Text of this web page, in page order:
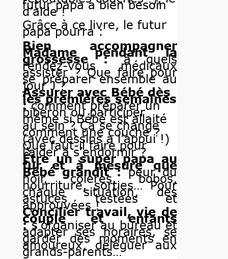
futur papa a bien besoin
d’aide !
Grâce à ce livre, le futur
papa pourra :
Bien accompagner
Madame pendant la
grossesse :à quels
rendez-vous médicaux
assister ? Que faire pour
se préparer ensemble au
jour J ?
Assurer avec Bébé dès
les premières semaines
:comment préparer un
biberon ou participer
même si Bébé est allaité
au sein ? Ça se change
comment une couche ?
(avec dessins à l’appui !)
Que faut-il faire pour
l’aider à s’endormir ?
Être un super papa au
fur et à mesure que
Bébé grandit :peur du
noir, colères, bobos,
nourriture, sorties… Pour
chaque situation, des
astuces testées et
approuvées !
Concilier travail, vie de
couple et enfants
:s’organiser au bureau et
adapter ses horaires, se
garder des moments en
amoureux, déléguer aux
grands-parents…